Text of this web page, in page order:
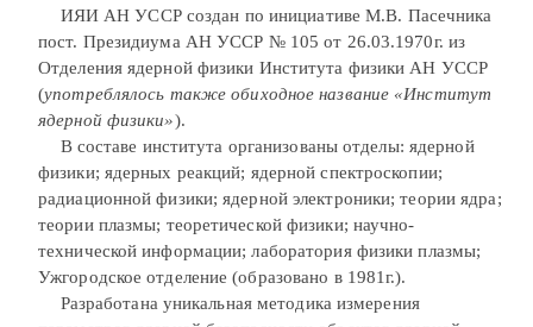
ИЯИ АН УССР создан по инициативе М.В. Пасечника
пост. Президиума АН УССР № 105 от 26.03.1970г. из
Отделения ядерной физики Института физики АН УССР
(употреблялось также обиходное название «Институт
ядерной физики»).
В составе института организованы отделы: ядерной
физики; ядерных реакций; ядерной спектроскопии;
радиационной физики; ядерной электроники; теории ядра;
теории плазмы; теоретической физики; научно-
технической информации; лаборатория физики плазмы;
Ужгородское отделение (образовано в 1981г.).
Разработана уникальная методика измерения